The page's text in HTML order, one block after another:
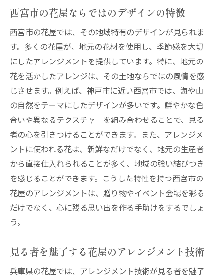
西宮市の花屋ならではのデザインの特徴
西宮市の花屋では、その地域特有のデザインが見られま
す。多くの花屋が、地元の花材を使用し、季節感を大切
にしたアレンジメントを提供しています。特に、地元の
花を活かしたアレンジは、その土地ならではの風情を感
じさせます。例えば、神戸市に近い西宮市では、海や山
の自然をテーマにしたデザインが多いです。鮮やかな色
合いや異なるテクスチャーを組み合わせることで、見る
者の心を引きつけることができます。また、アレンジメ
ントに使われる花は、新鮮なだけでなく、地元の生産者
から直接仕入れられることが多く、地域の強い結びつき
を感じることができます。こうした特性を持つ西宮市の
花屋のアレンジメントは、贈り物やイベント会場を彩る
だけでなく、心に残る思い出を作る手助けをするでしょ
う。
見る者を魅了する花屋のアレンジメント技術
兵庫県の花屋では、アレンジメント技術が見る者を魅了